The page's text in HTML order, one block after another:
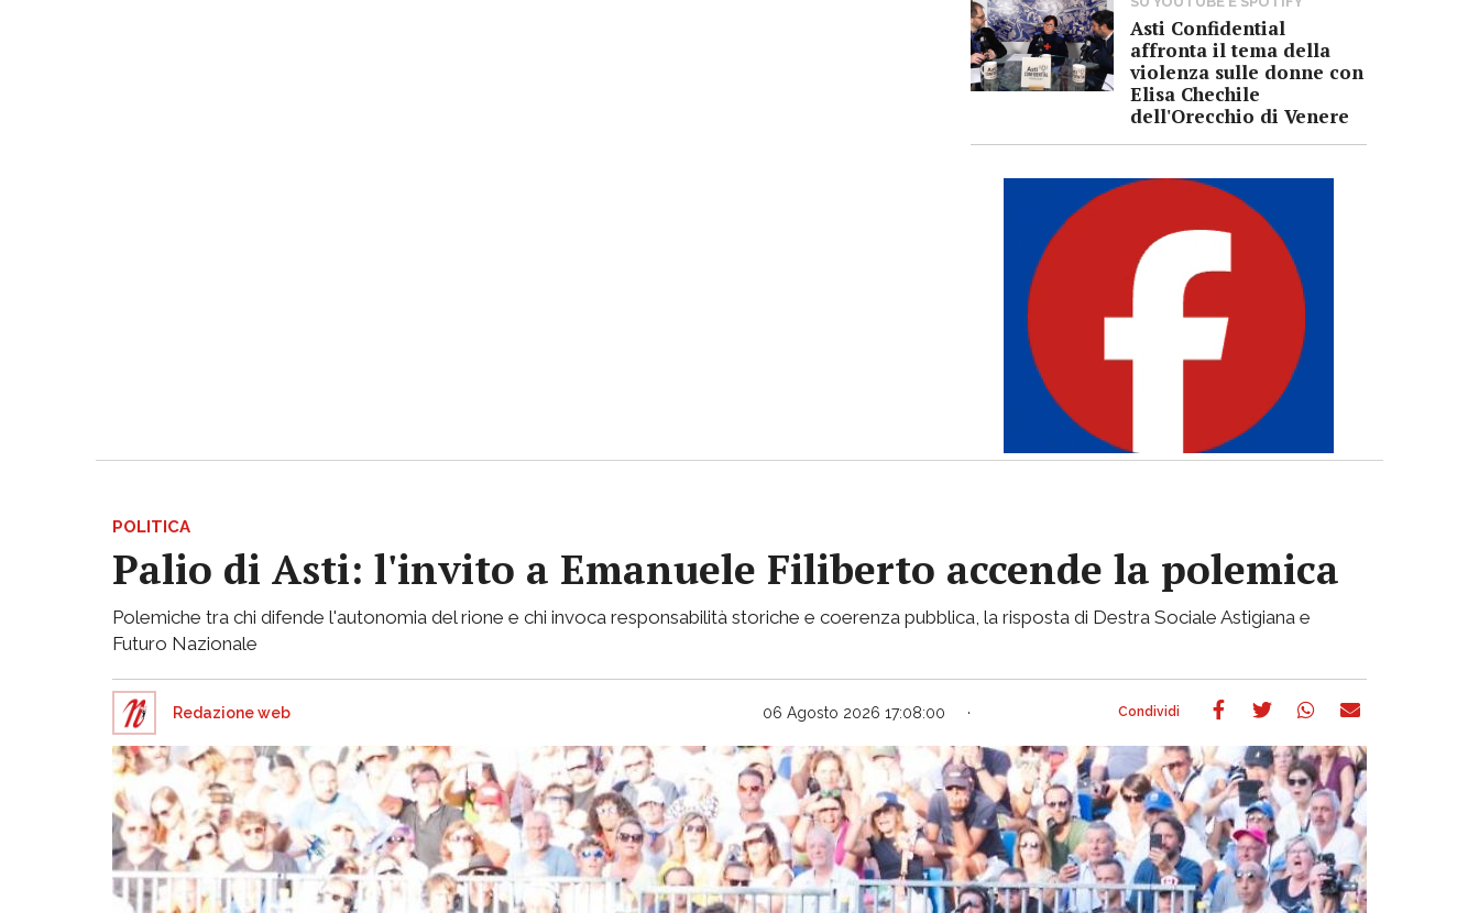
Asti Confidential
affronta il tema della
violenza sulle donne con
Elisa Chechile
dell'Orecchio di Venere
POLITICA
Palio di Asti: l'invito a Emanuele Filiberto accende la polemica
Polemiche tra chi difende l'autonomia del rione e chi invoca responsabilità storiche e coerenza pubblica, la risposta di Destra Sociale Astigiana e
Futuro Nazionale
Redazione web 06 Agosto 2026 17:08:00